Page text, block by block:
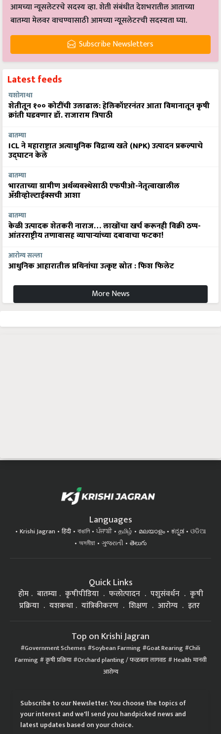
आमच्या न्यूसलेटरचे सदस्य व्हा. शेती संबंधीत देशभरातील आताच्या
बातम्या मेलवर वाचण्यासाठी आमच्या न्यूसलेटरची सदस्यता घ्या.
Subscribe Newsletters
Latest feeds
यशोगाथा
शेतीतून १०० कोटींची उलाढाल: हेलिकॉप्टरनंतर आता विमानातून कृषी
क्रांती घडवणार डॉ. राजाराम त्रिपाठी
बातम्या
ICL ने महाराष्ट्रात अत्याधुनिक विद्राव्य खते (NPK) उत्पादन प्रकल्पाचे
उद्घाटन केले
बातम्या
भारताच्या ग्रामीण अर्थव्यवस्थेसाठी एफपीओ-नेतृत्वाखालील
अ‍ॅग्रीव्होल्टाईक्सची आशा
बातम्या
केळी उत्पादक शेतकरी नाराज… लाखोंचा खर्च करूनही विक्री ठप्प-
आंतरराष्ट्रीय तणावासह व्यापाऱ्यांच्या दबावाचा फटका!
आरोग्य सल्ला
आधुनिक आहारातील प्रथिनांचा उत्कृष्ट स्रोत : फिश फिलेट
More News
Languages
Krishi Jagran हिंदी বাঙালি ਪੰਜਾਬੀ தமிழ் മലയാളം ಕನ್ನಡ
ଓଡିଆ
অসমীয়া
ગુજરાતી తెలుగు
Quick Links
होम बातम्या कृषीपीडिया फलोत्पादन पशुसंवर्धन
कृषी
प्रक्रिया
यशकथा यांत्रिकीकरण शिक्षण आरोग्य इतर
Top on Krishi Jagran
Government Schemes Soybean Farming Goat Rearing Chili
Farming कृषी प्रक्रिया Orchard planting / फळबाग लागवड Health मानवी
आरोग्य
Subscribe to our Newsletter. You choose the topics of
your interest and we'll send you handpicked news and
latest updates based on your choice.